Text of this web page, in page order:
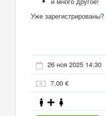
Уже зарегистрированы?
26 ноя 2025 14:30
7,00 €